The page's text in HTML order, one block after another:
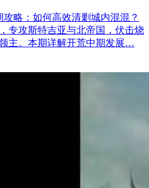
攻略：如何高效清剿城内混混？
专攻斯特吉亚与北帝国，伏击烧
主。本期详解开荒中期发展…